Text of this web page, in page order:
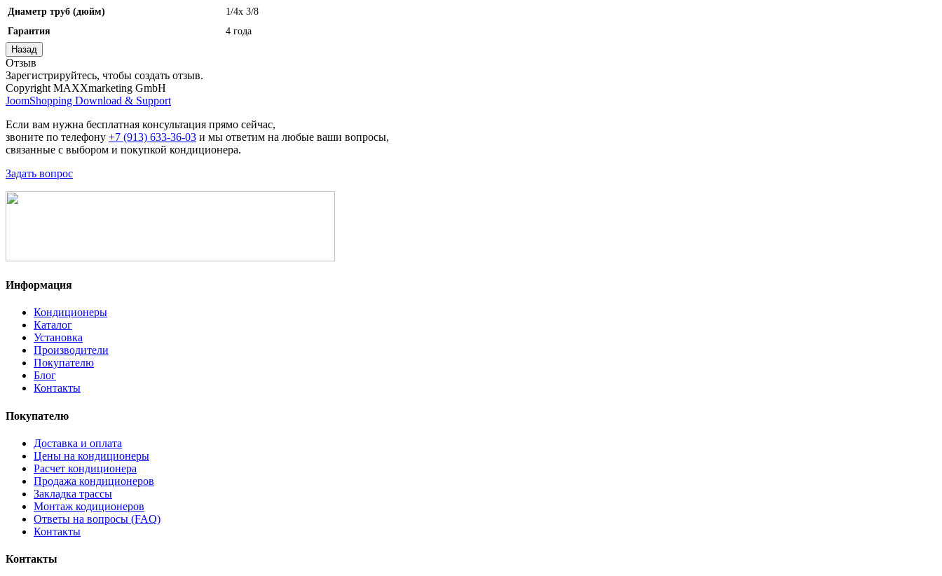
Диаметр труб (дюйм)
1/4x 3/8
Гарантия
4 года
Отзыв
Зарегистрируйтесь, чтобы создать отзыв.
Copyright MAXXmarketing GmbH
JoomShopping Download & Support
Если вам нужна бесплатная консультация прямо сейчас,
звоните по телефону +7 (913) 633-36-03 и мы ответим на любые ваши вопросы,
связанные с выбором и покупкой кондиционера.
Задать вопрос
Информация
Кондиционеры
Каталог
Установка
Производители
Покупателю
Блог
Контакты
Покупателю
Доставка и оплата
Цены на кондиционеры
Расчет кондиционера
Продажа кондиционеров
Закладка трассы
Монтаж кодиционеров
Ответы на вопросы (FAQ)
Контакты
Контакты